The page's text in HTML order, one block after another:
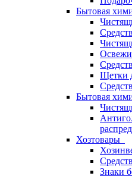
Бытовая
Щетки
Бытовая
Хозтовары
Знаки